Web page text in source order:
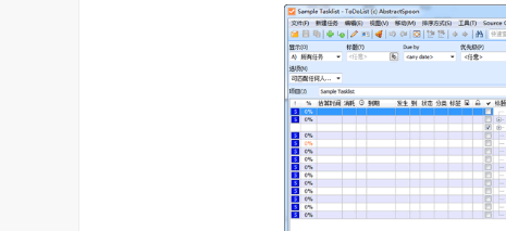
7.Alt+点击列 移动焦点到编辑框
8.允许“找到的”用作过滤器
9.在提醒对话框中增加了“零分钟”
11.增加文本框至过滤栏以匹配任务名称
12.把任务名称增加至“复制为路径”